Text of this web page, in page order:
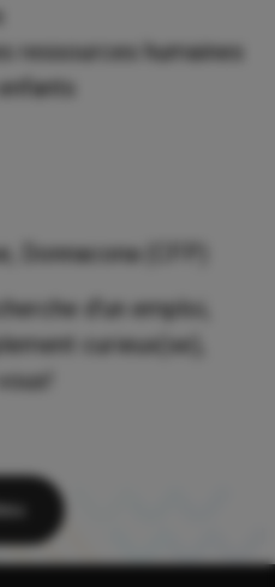
ressources humaines
Donnacona (CFP)
d'un emploi,
curieux(se),